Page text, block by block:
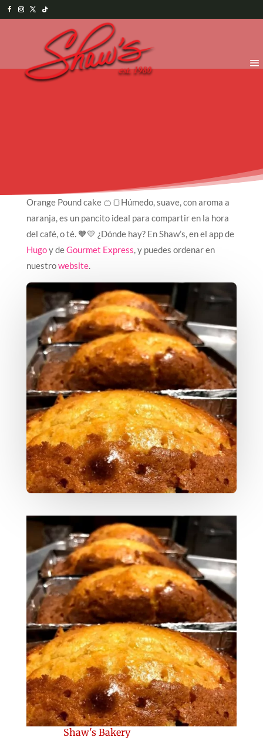
Orange Pound cake 🍊🍞Húmedo, suave, con aroma a
naranja, es un pancito ideal para compartir en la hora
del café, o té. 🧡💛 ¿Dónde hay? En Shaw’s, en el app de
Hugoy deGourmet Express, y puedes ordenar en
nuestrowebsite.
Shaw's Bakery